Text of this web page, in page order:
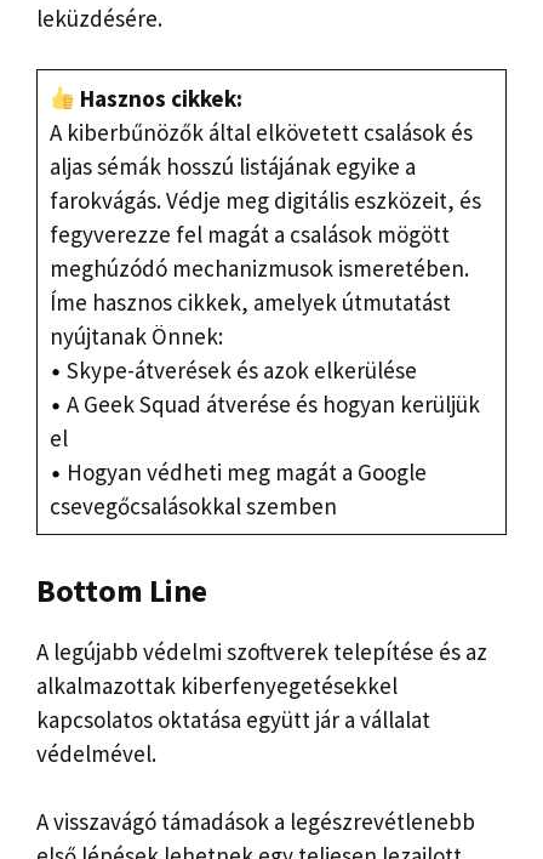
leküzdésére.
Hasznos cikkek:
A kiberbűnözők által elkövetett csalások és
aljas sémák hosszú listájának egyike a
farokvágás. Védje meg digitális eszközeit, és
fegyverezze fel magát a csalások mögött
meghúzódó mechanizmusok ismeretében.
Íme hasznos cikkek, amelyek útmutatást
nyújtanak Önnek:
Skype-átverések és azok elkerülése
A Geek Squad átverése és hogyan kerüljük
el
Hogyan védheti meg magát a Google
csevegőcsalásokkal szemben
Bottom Line
A legújabb védelmi szoftverek telepítése és az
alkalmazottak kiberfenyegetésekkel
kapcsolatos oktatása együtt jár a vállalat
védelmével.
A visszavágó támadások a legészrevétlenebb